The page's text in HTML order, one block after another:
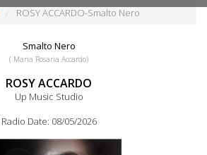
ROSY ACCARDO-Smalto Nero
Smalto Nero
( Maria Rosaria Accardo)
ROSY ACCARDO
Up Music Studio
Radio Date: 08/05/2026